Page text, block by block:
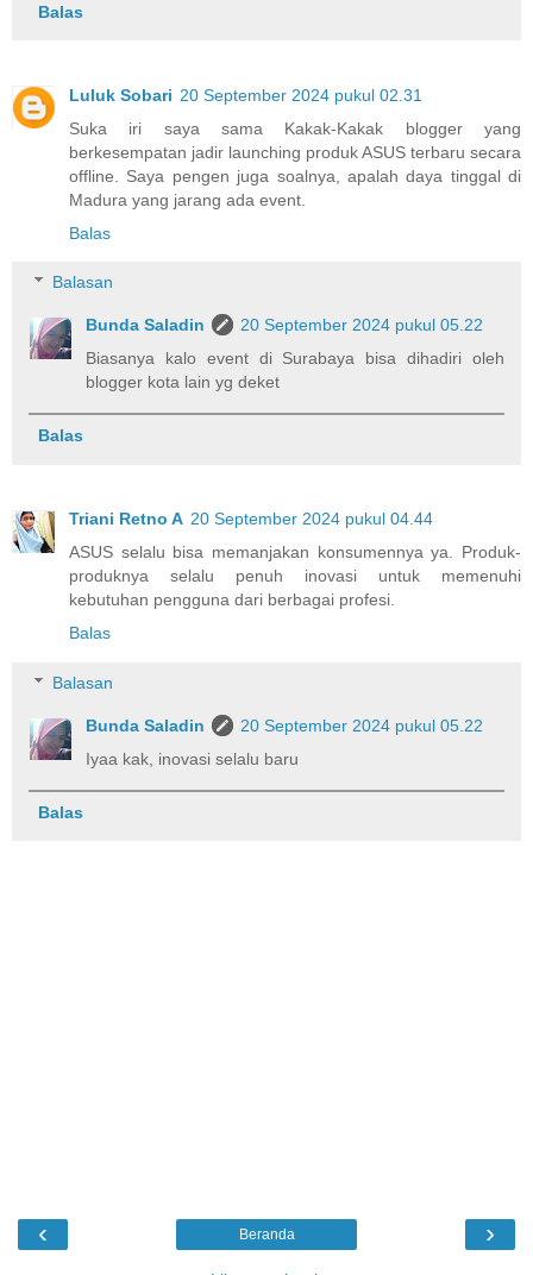
Balas
Luluk Sobari 20 September 2024 pukul 02.31
Suka iri saya sama Kakak-Kakak blogger yang
berkesempatan jadir launching produk ASUS terbaru secara
offline. Saya pengen juga soalnya, apalah daya tinggal di
Madura yang jarang ada event.
Balas
Balasan
Bunda Saladin
20 September 2024 pukul 05.22
Biasanya kalo event di Surabaya bisa dihadiri oleh
blogger kota lain yg deket
Balas
Triani Retno A 20 September 2024 pukul 04.44
ASUS selalu bisa memanjakan konsumennya ya. Produk-
produknya selalu penuh inovasi untuk memenuhi
kebutuhan pengguna dari berbagai profesi.
Balas
Balasan
Bunda Saladin
20 September 2024 pukul 05.22
Iyaa kak, inovasi selalu baru
Balas
‹ ›
Beranda